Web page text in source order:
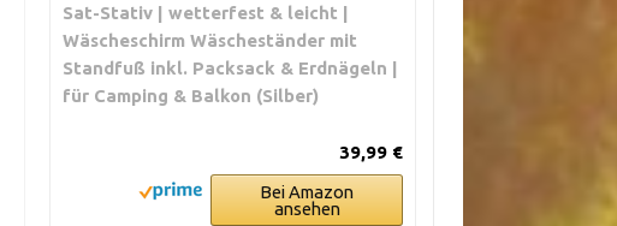
Sat-Stativ | wetterfest & leicht |
Wäscheschirm Wäscheständer mit
Standfuß inkl. Packsack & Erdnägeln |
für Camping & Balkon (Silber)
39,99 €
Bei Amazon
ansehen